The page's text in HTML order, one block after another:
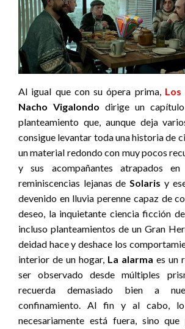
Al igual que con su ópera prima, Los
Nacho Vigalondo dirige un
planteamiento que, aunque deja
consigue levantar toda una historia de
un material redondo con muy pocos
y sus acompañantes atrapados
reminiscencias lejanas deSolaris y
devenido en lluvia perenne capaz de
deseo, la inquietante ciencia ficción de
incluso planteamientos de un Gran
deidad hace y deshace los
interior de un hogar, La alarma es un
ser observado desde múltiples
recuerda demasiado bien a
confinamiento. Al fin y al cabo,
necesariamente está fuera, sino